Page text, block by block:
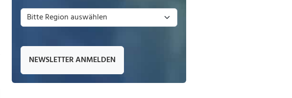
NEWSLETTER ANMELDEN